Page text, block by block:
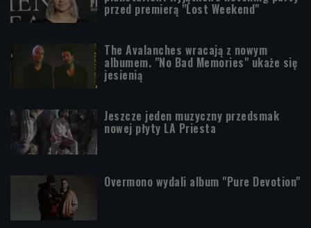
przed premierą "Lost Weekend"
The Avalanches wracają z nowym
albumem. "No Bad Memories" ukaże się
jesienią
Jeszcze jeden muzyczny przedsmak
nowej płyty LA Priesta
Overmono wydali album "Pure Devotion"